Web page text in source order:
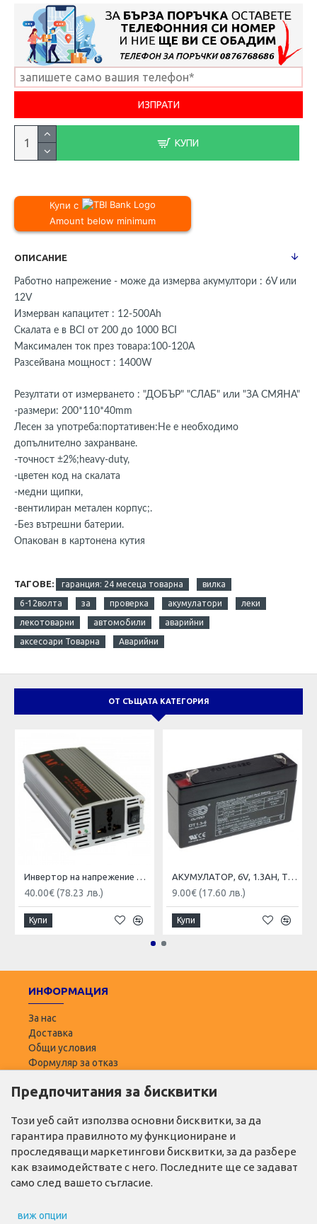
КУПИ
Купи с
Amount below minimum
ОПИСАНИЕ
Работно напрежение - може да измерва акумултори : 6V или
12V
Измерван капацитет : 12-500Ah
Скалата е в BCI от 200 до 1000 BCI
Максимален ток през товара:100-120А
Разсейвана мощност : 1400W
Резултати от измерването : "ДОБЪР" "СЛАБ" или "ЗА СМЯНА"
-размери: 200*110*40mm
Лесен за употреба:портативен:Не е необходимо
допълнително захранване.
-точност ±2%;heavy-duty,
-цветен код на скалата
-медни щипки,
-вентилиран метален корпус;.
-Без вътрешни батерии.
Опакован в картонена кутия
ТАГОВЕ: гаранция: 24 месеца товарна вилка
6-12волта за проверка акумулатори леки
лекотоварни автомобили аварийни
аксесоари Товарна Аварийни
ОТ СЪЩАТА КАТЕГОРИЯ
Инвертор на напрежение DAK 1000w 12V,24V/220V
40.00€ (78.23 лв.)
Купи
AКУМУЛАТОР, 6V, 1.3AH, ТЯГОВ, OT1.3-6
9.00€ (17.60 лв.)
Купи
ИНФОРМАЦИЯ
За нас
Доставка
Общи условия
Формуляр за отказ
ПОТРЕБИТЕЛ
Моят профил
ПОЛЕЗНО
Производители
Предпочитания за бисквитки
Този уеб сайт използва основни бисквитки, за да
гарантира правилното му функциониране и
проследяващи маркетингови бисквитки, за да разбере
как взаимодействате с него. Последните ще се задават
само след вашето съгласие.
виж опции